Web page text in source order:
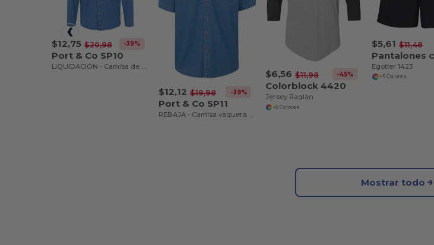
$12,75 $20,98 -39%
Port & Co SP10
LIQUIDACIÓN - Camisa de mezclilla de manga larga para hombre
$12,12 $19,98 -39%
Port & Co SP11
REBAJA - Camisa vaquera para hombre de valor
$6,56 $11,98 -45%
Colorblock 4420
Jersey Raglán
+6 Colores
$5,61 $11,48
Egotier 1423
+5 Colores
Mostrar todo